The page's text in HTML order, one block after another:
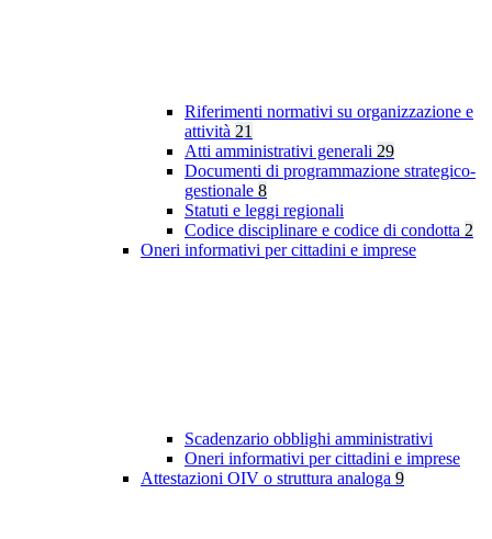
Riferimenti normativi su organizzazione e
attività 21
Atti amministrativi generali 29
Documenti di programmazione strategico-
gestionale 8
Statuti e leggi regionali
Codice disciplinare e codice di condotta 2
Oneri informativi per cittadini e imprese
Scadenzario obblighi amministrativi
Oneri informativi per cittadini e imprese
Attestazioni OIV o struttura analoga 9